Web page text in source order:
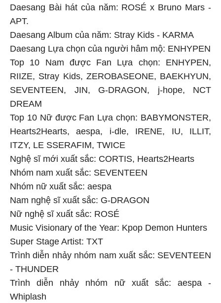
Daesang Bài hát của năm: ROSÉ x Bruno Mars -
APT.
Daesang Album của năm: Stray Kids - KARMA
Daesang Lựa chọn của người hâm mộ: ENHYPEN
Top 10 Nam được Fan Lựa chọn: ENHYPEN,
RIIZE, Stray Kids, ZEROBASEONE, BAEKHYUN,
SEVENTEEN, JIN, G-DRAGON, j-hope, NCT
DREAM
Top 10 Nữ được Fan Lựa chọn: BABYMONSTER,
Hearts2Hearts, aespa, i-dle, IRENE, IU, ILLIT,
ITZY, LE SSERAFIM, TWICE
Nghệ sĩ mới xuất sắc: CORTIS, Hearts2Hearts
Nhóm nam xuất sắc: SEVENTEEN
Nhóm nữ xuất sắc: aespa
Nam nghệ sĩ xuất sắc: G-DRAGON
Nữ nghệ sĩ xuất sắc: ROSÉ
Music Visionary of the Year: Kpop Demon Hunters
Super Stage Artist: TXT
Trình diễn nhảy nhóm nam xuất sắc: SEVENTEEN
- THUNDER
Trình diễn nhảy nhóm nữ xuất sắc: aespa -
Whiplash